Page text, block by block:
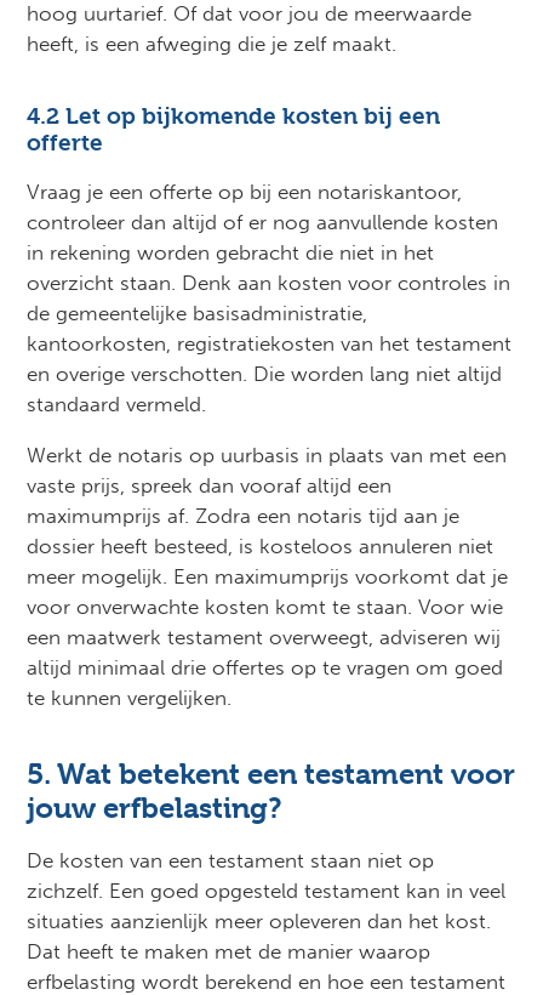
hoog uurtarief. Of dat voor jou de meerwaarde
heeft, is een afweging die je zelf maakt.
4.2 Let op bijkomende kosten bij een
offerte
Vraag je een offerte op bij een notariskantoor,
controleer dan altijd of er nog aanvullende kosten
in rekening worden gebracht die niet in het
overzicht staan. Denk aan kosten voor controles in
de gemeentelijke basisadministratie,
kantoorkosten, registratiekosten van het testament
en overige verschotten. Die worden lang niet altijd
standaard vermeld.
Werkt de notaris op uurbasis in plaats van met een
vaste prijs, spreek dan vooraf altijd een
maximumprijs af. Zodra een notaris tijd aan je
dossier heeft besteed, is kosteloos annuleren niet
meer mogelijk. Een maximumprijs voorkomt dat je
voor onverwachte kosten komt te staan. Voor wie
een maatwerk testament overweegt, adviseren wij
altijd minimaal drie offertes op te vragen om goed
te kunnen vergelijken.
5. Wat betekent een testament voor
jouw erfbelasting?
De kosten van een testament staan niet op
zichzelf. Een goed opgesteld testament kan in veel
situaties aanzienlijk meer opleveren dan het kost.
Dat heeft te maken met de manier waarop
erfbelasting wordt berekend en hoe een testament